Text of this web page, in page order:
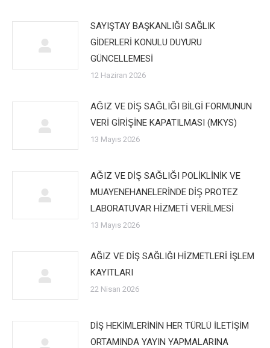
SAYIŞTAY BAŞKANLIĞI SAĞLIK
GİDERLERİ KONULU DUYURU
GÜNCELLEMESİ
12 Haziran 2026
AĞIZ VE DİŞ SAĞLIĞI BİLGİ FORMUNUN
VERİ GİRİŞİNE KAPATILMASI (MKYS)
13 Mayıs 2026
AĞIZ VE DİŞ SAĞLIĞI POLİKLİNİK VE
MUAYENEHANELERİNDE DİŞ PROTEZ
LABORATUVAR HİZMETİ VERİLMESİ
13 Mayıs 2026
AĞIZ VE DİŞ SAĞLIĞI HİZMETLERİ İŞLEM
KAYITLARI
22 Nisan 2026
DİŞ HEKİMLERİNİN HER TÜRLÜ İLETİŞİM
ORTAMINDA YAYIN YAPMALARINA